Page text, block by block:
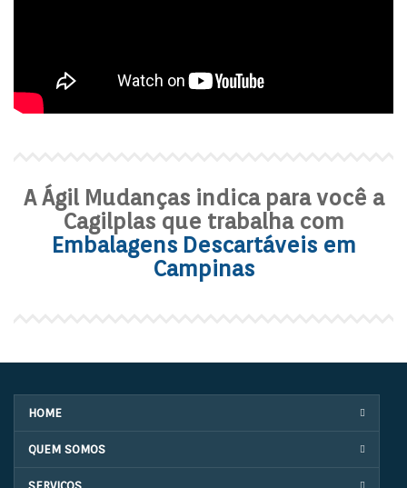
A Ágil Mudanças indica para você a
Cagilplas que trabalha com
Embalagens Descartáveis em
Campinas
HOME
QUEM SOMOS